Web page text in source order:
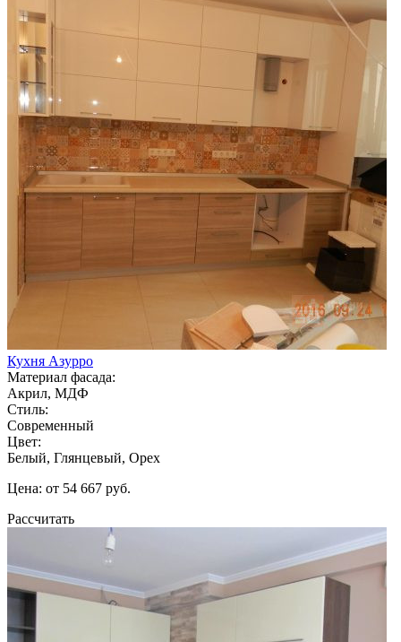
Кухня Азурро
Материал фасада:
Акрил, МДФ
Стиль:
Современный
Цвет:
Белый, Глянцевый, Орех
Цена: от 54 667 руб.
Рассчитать